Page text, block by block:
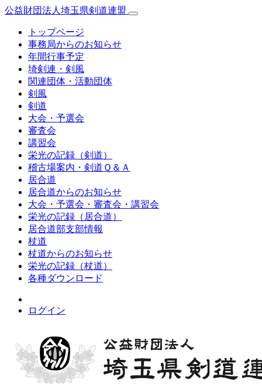
公益財団法人埼玉県剣道連盟
トップページ
事務局からのお知らせ
年間行事予定
埼剣連・剣風
関連団体・活動団体
剣風
剣道
大会・予選会
審査会
講習会
栄光の記録（剣道）
稽古場案内・剣道Ｑ＆Ａ
居合道
居合道からのお知らせ
大会・予選会・審査会・講習会
栄光の記録（居合道）
居合道部支部情報
杖道
杖道からのお知らせ
栄光の記録（杖道）
各種ダウンロード
ログイン